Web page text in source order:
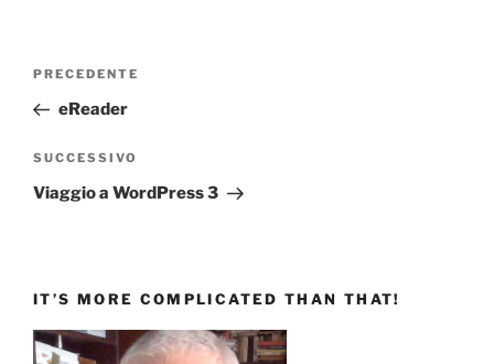
Navigazione
Articolo
precedente:
PRECEDENTE
eReader
Articolo
successivo
SUCCESSIVO
Viaggio a WordPress 3
IT’S MORE COMPLICATED THAN THAT!